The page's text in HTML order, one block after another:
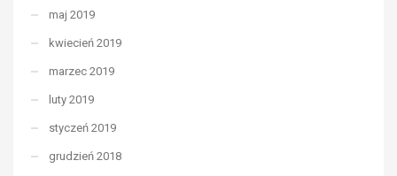
maj 2019
kwiecień 2019
marzec 2019
luty 2019
styczeń 2019
grudzień 2018